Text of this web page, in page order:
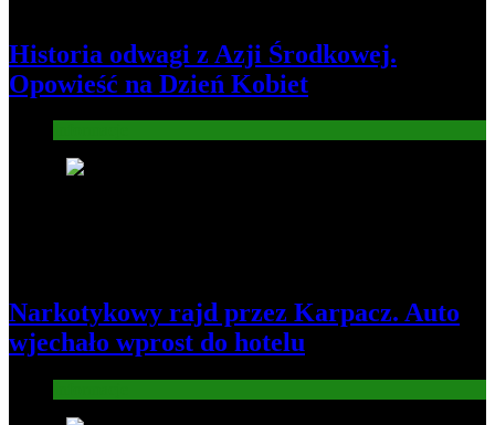
Historia odwagi z Azji Środkowej.
Opowieść na Dzień Kobiet
Narkotykowy rajd przez Karpacz. Auto
wjechało wprost do hotelu